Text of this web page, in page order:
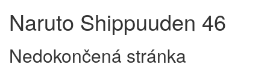
Naruto Shippuuden 46
Nedokončená stránka